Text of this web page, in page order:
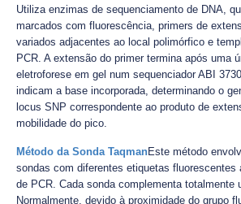
Utiliza enzimas de sequenciamento de DNA,
marcados com fluorescência, primers de
variados adjacentes ao local polimórfico e
PCR. A extensão do primer termina após uma
eletroforese em gel num sequenciador ABI
indicam a base incorporada, determinando o
locus SNP correspondente ao produto de
mobilidade do pico.
Método da Sonda TaqmanEste método
sondas com diferentes etiquetas fluorescentes
de PCR. Cada sonda complementa totalmente
Normalmente, devido à proximidade do grupo